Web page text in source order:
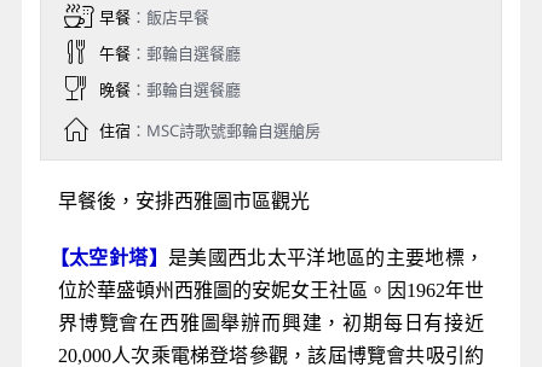
早餐：飯店早餐
午餐：郵輪自選餐廳
晚餐：郵輪自選餐廳
住宿：MSC詩歌號郵輪自選艙房
早餐後，安排西雅圖市區觀光
【太空針塔】 是美國西北太平洋地區的主要地標，
位於華盛頓州西雅圖的安妮女王社區。因1962年世
界博覽會在西雅圖舉辦而興建，初期每日有接近
20,000人次乘電梯登塔參觀，該屆博覽會共吸引約